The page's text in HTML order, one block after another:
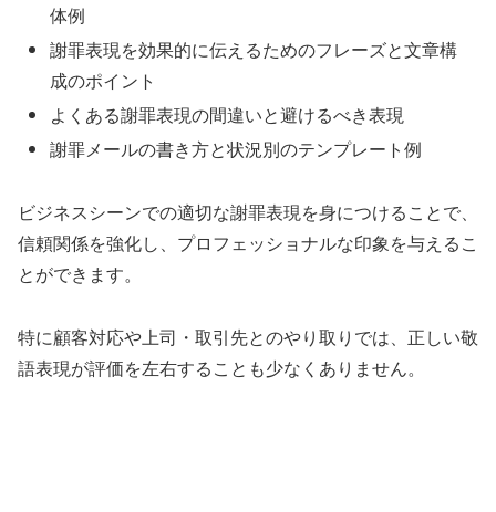
体例
謝罪表現を効果的に伝えるためのフレーズと文章構
成のポイント
よくある謝罪表現の間違いと避けるべき表現
謝罪メールの書き方と状況別のテンプレート例
ビジネスシーンでの適切な謝罪表現を身につけることで、
信頼関係を強化し、プロフェッショナルな印象を与えるこ
とができます。
特に顧客対応や上司・取引先とのやり取りでは、正しい敬
語表現が評価を左右することも少なくありません。